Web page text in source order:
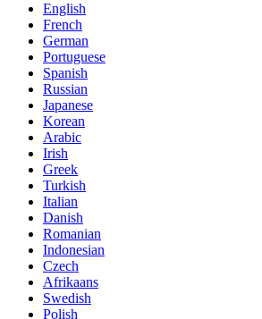
English
French
German
Portuguese
Spanish
Russian
Japanese
Korean
Arabic
Irish
Greek
Turkish
Italian
Danish
Romanian
Indonesian
Czech
Afrikaans
Swedish
Polish